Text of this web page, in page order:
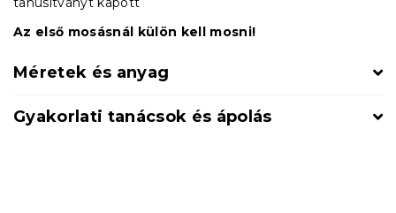
Az első mosásnál külön kell mosni!
Méretek és anyag
Gyakorlati tanácsok és ápolás